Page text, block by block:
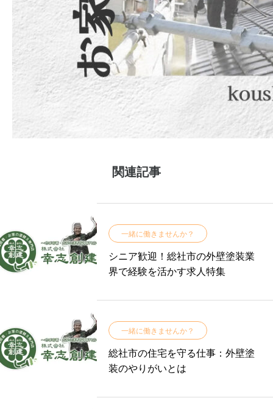
関連記事
一緒に働きませんか？
シニア歓迎！総社市の外壁塗装業
界で経験を活かす求人特集
一緒に働きませんか？
総社市の住宅を守る仕事：外壁塗
装のやりがいとは